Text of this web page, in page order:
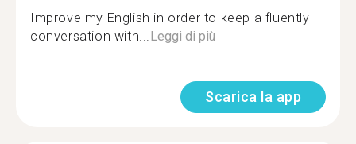
Improve my English in order to keep a fluently
conversation with...Leggi di più
Scarica la app